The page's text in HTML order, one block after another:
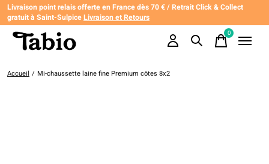
Livraison point relais offerte en France dès 70 € / Retrait Click & Collect
gratuit à Saint-SulpiceLivraison et Retours
0items
Accueil / Mi-chaussette laine fine Premium côtes 8x2